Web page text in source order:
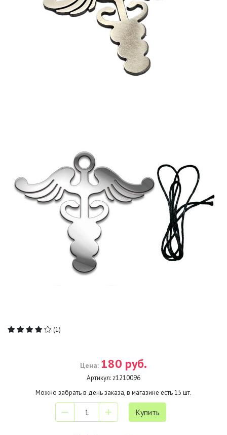
(1)
Цена: 180 руб.
Артикул: z1210096
Можно забрать в день заказа, в магазине есть15 шт.